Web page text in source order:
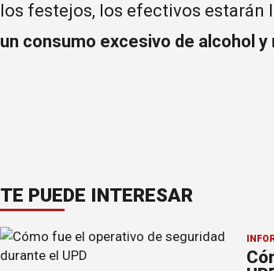
los festejos, los efectivos estarán
un consumo excesivo de alcohol
TE PUEDE INTERESAR